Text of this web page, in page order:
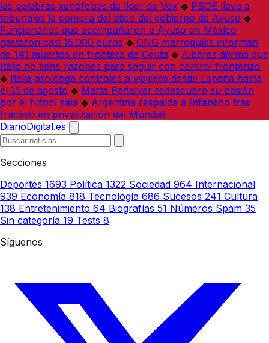
las palabras xenófobas de líder de Vox ◆ PSOE lleva a
tribunales la compra del ático del gobierno de Ayuso ◆
Funcionarios que acompañaron a Ayuso en México
gastaron casi 15.000 euros ◆ ONG marroquíes informan
de 141 muertos en frontera de Ceuta ◆ Albares afirma que
Italia no tiene razones para seguir con control fronterizo
◆ Italia prolonga controles a viajeros desde España hasta
el 15 de agosto ◆ Marta Peñalver redescubre su pasión
por el fútbol sala ◆ Argentina respalda a Infantino tras
fracaso en privatización del Mundial
DiarioDigital.es
Secciones
Deportes 1693 Política 1322 Sociedad 964 Internacional
939 Economía 818 Tecnología 686 Sucesos 241 Cultura
138 Entretenimiento 64 Biografías 51 Números Spam 35
Sin categoría 19 Tests 8
Síguenos